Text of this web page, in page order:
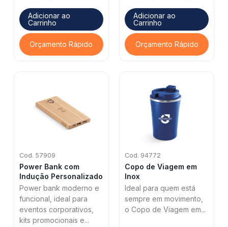
Adicionar ao
Carrinho
Orçamento Rápido
Adicionar ao
Carrinho
Orçamento Rápido
Cod. 57909
Power Bank com
Indução Personalizado
Power bank moderno e
funcional, ideal para
eventos corporativos,
kits promocionais e...
Cod. 94772
Copo de Viagem em
Inox
Ideal para quem está
sempre em movimento,
o Copo de Viagem em...